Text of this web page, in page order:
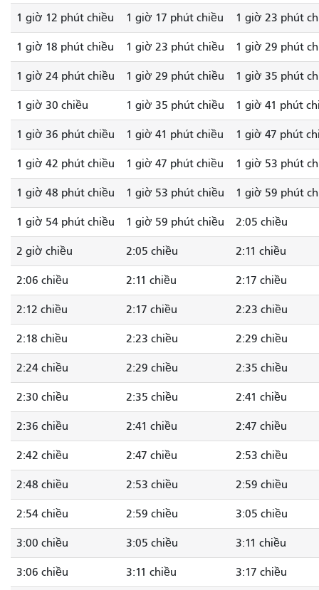
1 giờ 12 phút chiều 1 giờ 17 phút chiều 1 giờ 23 phút
1 giờ 18 phút chiều 1 giờ 23 phút chiều 1 giờ 29 phút
1 giờ 24 phút chiều 1 giờ 29 phút chiều 1 giờ 35 phút
1 giờ 30 chiều 1 giờ 35 phút chiều 1 giờ 41 phút
1 giờ 36 phút chiều 1 giờ 41 phút chiều 1 giờ 47 phút
1 giờ 42 phút chiều 1 giờ 47 phút chiều 1 giờ 53 phút
1 giờ 48 phút chiều 1 giờ 53 phút chiều 1 giờ 59 phút
1 giờ 54 phút chiều 1 giờ 59 phút chiều 2:05 chiều
2 giờ chiều 2:05 chiều 2:11 chiều
2:06 chiều 2:11 chiều 2:17 chiều
2:12 chiều 2:17 chiều 2:23 chiều
2:18 chiều 2:23 chiều 2:29 chiều
2:24 chiều 2:29 chiều 2:35 chiều
2:30 chiều 2:35 chiều 2:41 chiều
2:36 chiều 2:41 chiều 2:47 chiều
2:42 chiều 2:47 chiều 2:53 chiều
2:48 chiều 2:53 chiều 2:59 chiều
2:54 chiều 2:59 chiều 3:05 chiều
3:00 chiều 3:05 chiều 3:11 chiều
3:06 chiều 3:11 chiều 3:17 chiều